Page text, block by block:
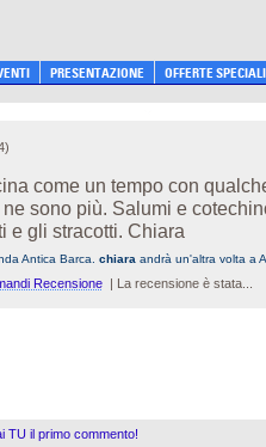
PRESENTAZIONE OFFERTE SPECIALI
)
come un tempo con
sono più. Salumi e
e gli stracotti. Chiara
Antica Barca. chiara andrà un'altra volta a
Recensione | La recensione è stata...
TU il primo commento!